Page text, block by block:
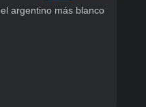
el argentino más blanco